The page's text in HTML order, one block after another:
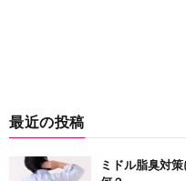
最近の投稿
ミドル脂臭対